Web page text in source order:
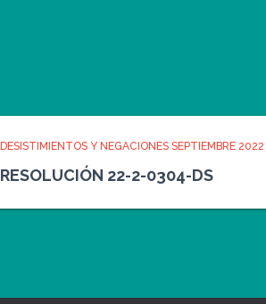
DESISTIMIENTOS Y NEGACIONES SEPTIEMBRE 2022
RESOLUCIÓN 22-2-0304-DS